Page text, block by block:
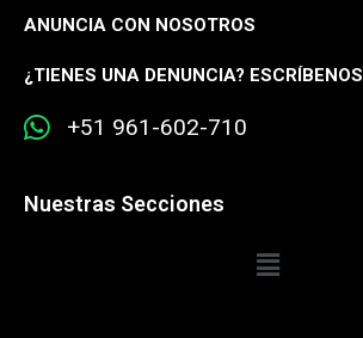
ANUNCIA CON NOSOTROS
¿TIENES UNA DENUNCIA? ESCRÍBENOS
+51 961-602-710
Nuestras Secciones